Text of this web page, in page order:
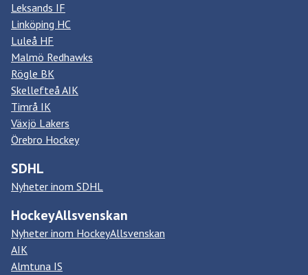
Leksands IF
Linköping HC
Luleå HF
Malmö Redhawks
Rögle BK
Skellefteå AIK
Timrå IK
Växjö Lakers
Örebro Hockey
SDHL
Nyheter inom SDHL
HockeyAllsvenskan
Nyheter inom HockeyAllsvenskan
AIK
Almtuna IS